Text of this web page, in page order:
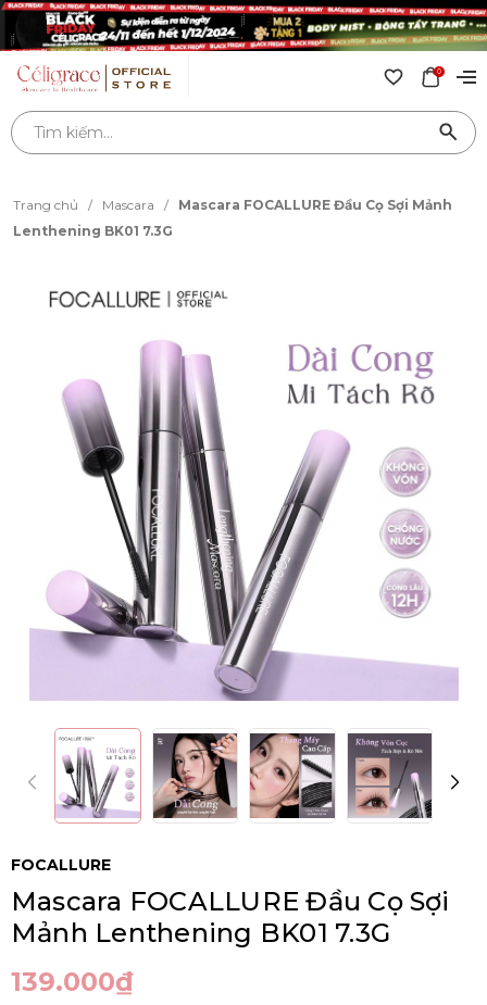
0
Trang chủ / Mascara /
Mascara FOCALLURE Đầu Cọ Sợi Mảnh
Lenthening BK01 7.3G
FOCALLURE
Mascara FOCALLURE Đầu Cọ Sợi
Mảnh Lenthening BK01 7.3G
139.000₫